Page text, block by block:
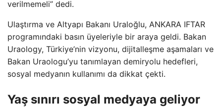
verilmemeli” dedi.
Ulaştırma ve Altyapı Bakanı Uraloğlu, ANKARA IFTAR
programındaki basın üyeleriyle bir araya geldi. Bakan
Uraology, Türkiye’nin vizyonu, dijitalleşme aşamaları ve
Bakan Uraologu’yu tanımlayan demiryolu hedefleri,
sosyal medyanın kullanımı da dikkat çekti.
Yaş sınırı sosyal medyaya geliyor